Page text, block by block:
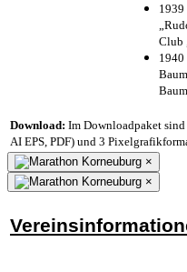
1939
Club
1940
Download: Im Downloadpaket
AI EPS, PDF) und 3
×
×